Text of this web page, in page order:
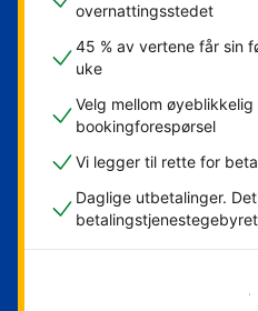
overnattingsstedet
45 % av vertene får sin
uke
Velg mellom
bookingforespørsel
Vi legger til rette for
Daglige utbetalinger.
Kom i gang